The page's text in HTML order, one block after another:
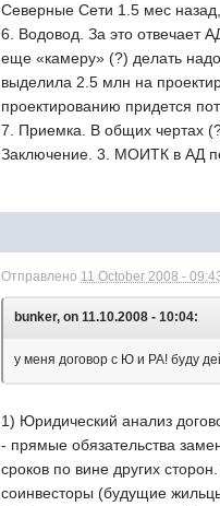
Северные Сети 1.5 мес назад,
6. Водовод. За это отвечает
еще «камеру» (?) делать
выделила 2.5 млн на
проектированию придется
7. Приемка. В общих чертах
Заключение. 3. МОИТК в АД
Отправлено 11 October 2008 -
bunker, on 11.10.2008 - 10:04:
у меня договор с Ю и РА! буду
1) Юридический анализ
- прямые обязательства
сроков по вине других
соинвесторы (будущие